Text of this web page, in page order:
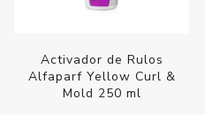
Activador de Rulos
Alfaparf Yellow Curl &
Mold 250 ml